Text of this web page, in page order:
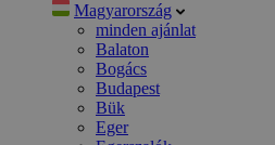
Magyarország
minden ajánlat
Balaton
Bogács
Budapest
Bük
Eger